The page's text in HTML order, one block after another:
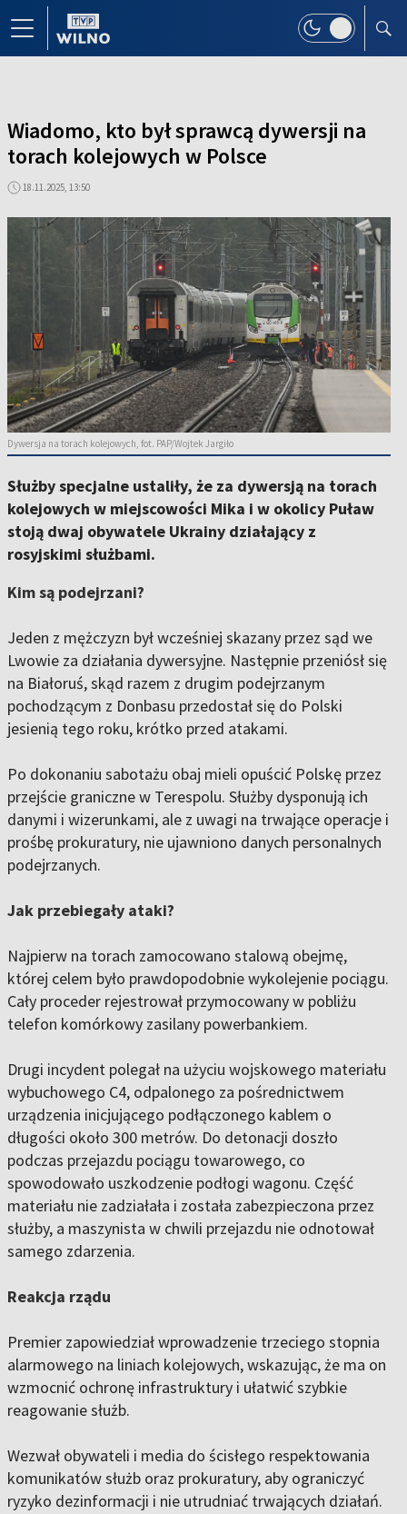
Wiadomo, kto był sprawcą dywersji na
torach kolejowych w Polsce
18.11.2025, 13:50
Dywersja na torach kolejowych, fot. PAP/Wojtek Jargiło
Służby specjalne ustaliły, że za dywersją na torach
kolejowych w miejscowości Mika i w okolicy Puław
stoją dwaj obywatele Ukrainy działający z
rosyjskimi służbami.
Kim są podejrzani?
Jeden z mężczyzn był wcześniej skazany przez sąd we
Lwowie za działania dywersyjne. Następnie przeniósł się
na Białoruś, skąd razem z drugim podejrzanym
pochodzącym z Donbasu przedostał się do Polski
jesienią tego roku, krótko przed atakami.
Po dokonaniu sabotażu obaj mieli opuścić Polskę przez
przejście graniczne w Terespolu. Służby dysponują ich
danymi i wizerunkami, ale z uwagi na trwające operacje i
prośbę prokuratury, nie ujawniono danych personalnych
podejrzanych.
Jak przebiegały ataki?
Najpierw na torach zamocowano stalową obejmę,
której celem było prawdopodobnie wykolejenie pociągu.
Cały proceder rejestrował przymocowany w pobliżu
telefon komórkowy zasilany powerbankiem.
Drugi incydent polegał na użyciu wojskowego materiału
wybuchowego C4, odpalonego za pośrednictwem
urządzenia inicjującego podłączonego kablem o
długości około 300 metrów. Do detonacji doszło
podczas przejazdu pociągu towarowego, co
spowodowało uszkodzenie podłogi wagonu. Część
materiału nie zadziałała i została zabezpieczona przez
służby, a maszynista w chwili przejazdu nie odnotował
samego zdarzenia.
Reakcja rządu
Premier zapowiedział wprowadzenie trzeciego stopnia
alarmowego na liniach kolejowych, wskazując, że ma on
wzmocnić ochronę infrastruktury i ułatwić szybkie
reagowanie służb.
Wezwał obywateli i media do ścisłego respektowania
komunikatów służb oraz prokuratury, aby ograniczyć
ryzyko dezinformacji i nie utrudniać trwających działań.